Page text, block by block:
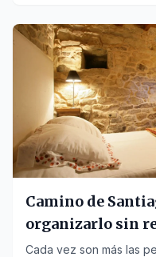
Camino de
organizarlo sin
Cada vez son más las